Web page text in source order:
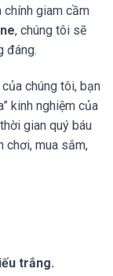
giam cầm
, chúng tôi sẽ
đáng.
của chúng tôi, bạn
kinh nghiệm của
gian quý báu
chơi, mua sắm,
trắng.